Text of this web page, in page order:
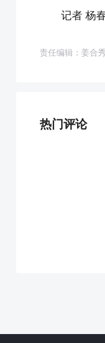
记者 杨春
责任编辑：姜合秀
热门评论